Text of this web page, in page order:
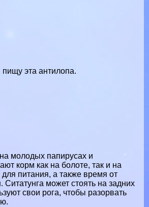
эта антилопа.
молодых папирусах и
корм как на болоте, так и на
питания, а также время от
может стоять на задних
свои рога, чтобы разорвать